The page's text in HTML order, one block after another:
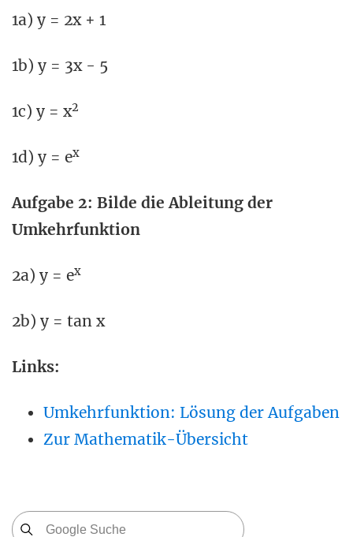
1a) y = 2x + 1
1b) y = 3x - 5
1c) y = x2
1d) y = ex
Aufgabe 2: Bilde die Ableitung der
Umkehrfunktion
2a) y = ex
2b) y = tan x
Links:
Umkehrfunktion: Lösung der Aufgaben
Zur Mathematik-Übersicht